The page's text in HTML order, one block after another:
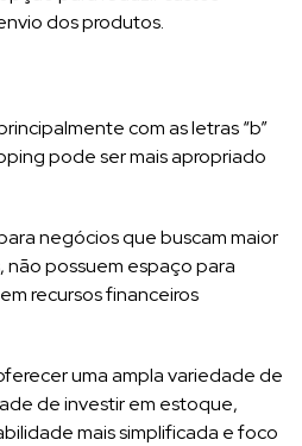
dos produtos.
com as letras “b”
pode ser mais apropriado
negócios que buscam maior
possuem espaço para
recursos financeiros
uma ampla variedade de
de investir em estoque,
mais simplificada e foco